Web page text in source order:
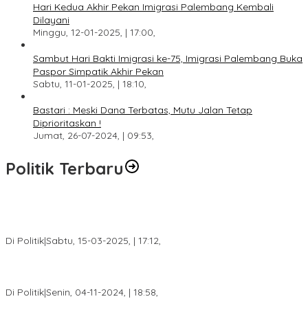
Hari Kedua Akhir Pekan Imigrasi Palembang Kembali
Dilayani
Minggu, 12-01-2025, | 17:00,
Sambut Hari Bakti Imigrasi ke-75, Imigrasi Palembang Buka
Paspor Simpatik Akhir Pekan
Sabtu, 11-01-2025, | 18:10,
Bastari : Meski Dana Terbatas, Mutu Jalan Tetap
Diprioritaskan !
Jumat, 26-07-2024, | 09:53,
Politik Terbaru
Di Politik|Sabtu, 15-03-2025, | 17:12,
Di Politik|Senin, 04-11-2024, | 18:58,